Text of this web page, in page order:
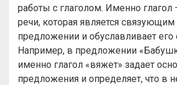
работы с глаголом. Именно глагол
речи, которая является
предложении и обуславливает его
Например, в предложении
именно глагол «вяжет» задает
предложения и определяет, что в